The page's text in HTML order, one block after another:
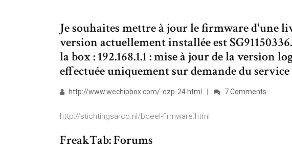
Je souhaites mettre à jour le firmware d'une
version actuellement installée est
la box : 192.168.1.1 : mise à jour de la version
effectuée uniquement sur demande du
http://www.wechipbox.com/-ezp-24.html 7 Comments
http://stichtingsarco.nl/bqeel-firmware.html
FreakTab: Forums